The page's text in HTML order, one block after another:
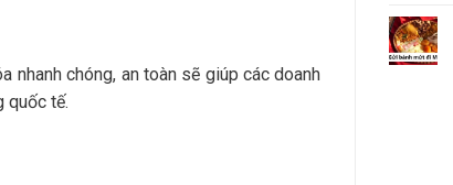
nhanh chóng, an toàn sẽ giúp các doanh
quốc tế.